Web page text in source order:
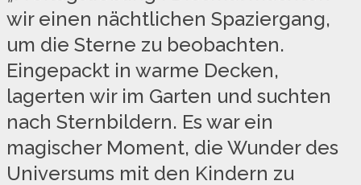
wir einen nächtlichen Spaziergang,
um die Sterne zu beobachten.
Eingepackt in warme Decken,
lagerten wir im Garten und suchten
nach Sternbildern. Es war ein
magischer Moment, die Wunder des
Universums mit den Kindern zu